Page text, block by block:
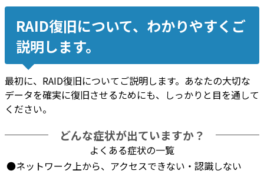
RAID復旧について、わかりやすくご
説明します。
最初に、RAID復旧についてご説明します。あなたの大切な
データを確実に復旧させるためにも、しっかりと目を通して
ください。
どんな症状が出ていますか？
よくある症状の一覧
●ネットワーク上から、 アクセスできない・認識しない